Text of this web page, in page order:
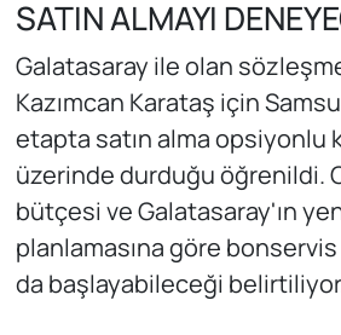
SATIN ALMAYI
Galatasaray ile olan
Kazımcan Karataş için
etapta satın alma opsiyonlu
üzerinde durduğu öğrenildi.
bütçesi ve Galatasaray'ın
planlamasına göre bonservis
da başlayabileceği